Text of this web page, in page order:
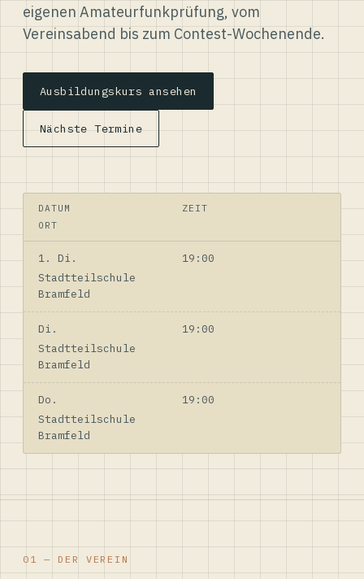
eigenen Amateurfunkprüfung, vom
Vereinsabend bis zum Contest-Wochenende.
Ausbildungskurs ansehen
Nächste Termine
DATUM
ZEIT
ORT
1. Di.
19:00
Stadtteilschule
Bramfeld
Di.
19:00
Stadtteilschule
Bramfeld
Do.
19:00
Stadtteilschule
Bramfeld
01 — DER VEREIN